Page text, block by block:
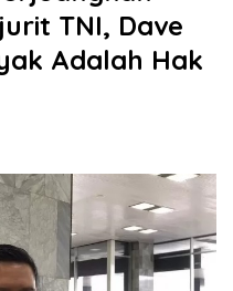
TNI, Dave
Adalah Hak